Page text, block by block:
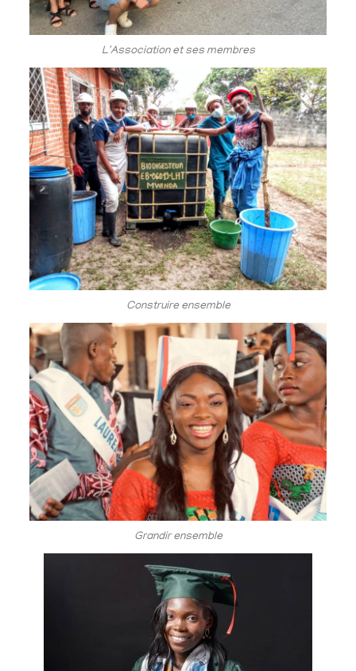
L'Association et ses membres
Construire ensemble
Grandir ensemble